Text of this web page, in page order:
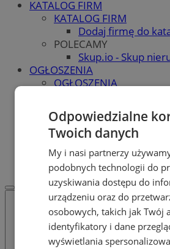
KATALOG FIRM
KATALOG FIRM
Dodaj firmę do
POLECAMY
Skup.io - Skup
OGŁOSZENIA
OGŁOSZENIA
POLECAMY
Protocol IT
Pracuj.pl - praca w
REKLAMA
WSPÓŁPRACA
Odpowiedzialne
Twoich danych
My i nasi partnerzy
podobnych technologii do
uzyskiwania dostępu do
urządzeniu oraz do
osobowych, takich jak Twój
identyfikatory i dane
wyświetlania